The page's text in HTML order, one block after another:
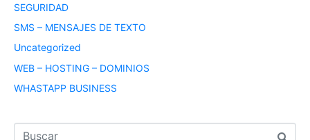
SEGURIDAD
SMS – MENSAJES DE TEXTO
Uncategorized
WEB – HOSTING – DOMINIOS
WHASTAPP BUSINESS